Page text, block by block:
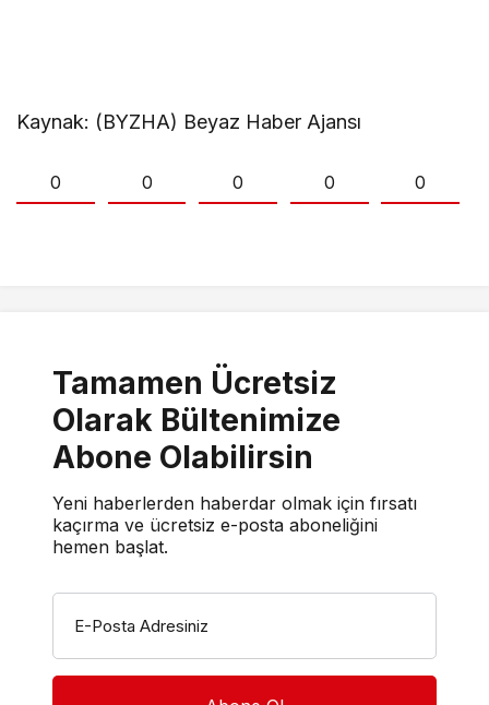
Kaynak: (BYZHA) Beyaz Haber Ajansı
0 0 0 0 0
Tamamen Ücretsiz
Olarak Bültenimize
Abone Olabilirsin
Yeni haberlerden haberdar olmak için fırsatı
kaçırma ve ücretsiz e-posta aboneliğini
hemen başlat.
E-Posta Adresiniz